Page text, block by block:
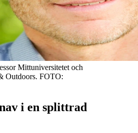
Mittuniversitetet och
Outdoors. FOTO:
i en splittrad